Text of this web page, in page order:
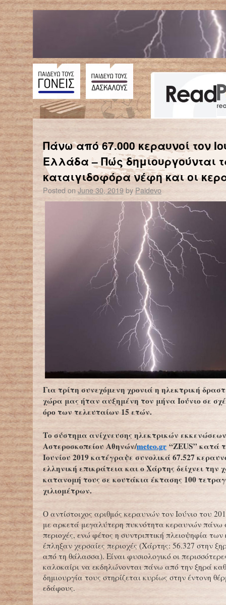
Είναι η κατάθλιψη… μεταδοτική; – Οι ειδικοί εξηγούν πώς μας επηρεάζει η ψυχική υγεία των αγαπημένων μας προσώπων
Πάνω από 67.000 κεραυνοί τον
Ελλάδα – Πώς δημιουργούνται
καταιγιδοφόρα νέφη και οι
Posted on June 30, 2019by Paidevo
Για τρίτη συνεχόμενη χρονιά η ηλεκτρική
χώρα μας ήταν αυξημένη τον μήνα Ιούνιο σε
όρο των τελευταίων 15 ετών.
Το σύστημα ανίχνευσης ηλεκτρικών
Αστεροσκοπείου Αθηνών/meteo.gr “ZEUS” κατά
Ιουνίου 2019 κατέγραψε συνολικά 67.527
ελληνική επικράτεια και ο Χάρτης δείχνει την
κατανομή τους σε κουτάκια έκτασης 100
χιλιομέτρων.
Ο αντίστοιχος αριθμός κεραυνών τον Ιούνιο του
με αρκετά μεγαλύτερη πυκνότητα κεραυνών πάνω
περιοχές, ενώ φέτος η συντριπτική πλειοψηφία
έπληξαν χερσαίες περιοχές (Χάρτης: 56.327 στην
από τη θάλασσα). Είναι φυσιολογικό οι
καλοκαίρι να εκδηλώνονται πάνω από την ξηρά
δημιουργία τους στηρίζεται κυρίως στην έντονη
εδάφους.